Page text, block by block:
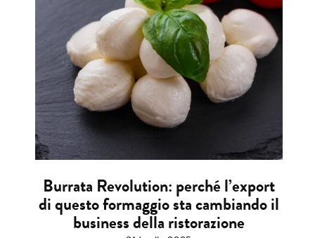
Burrata Revolution: perché l’export
di questo formaggio sta cambiando il
business della ristorazione